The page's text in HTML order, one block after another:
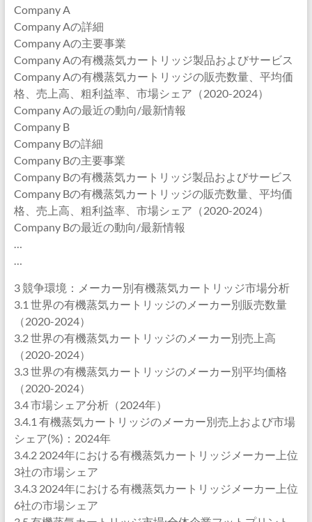
Company A
Company Aの詳細
Company Aの主要事業
Company Aの有機蒸気カートリッジ製品およびサービス
Company Aの有機蒸気カートリッジの販売数量、平均価
格、売上高、粗利益率、市場シェア（2020-2024）
Company Aの最近の動向/最新情報
Company B
Company Bの詳細
Company Bの主要事業
Company Bの有機蒸気カートリッジ製品およびサービス
Company Bの有機蒸気カートリッジの販売数量、平均価
格、売上高、粗利益率、市場シェア（2020-2024）
Company Bの最近の動向/最新情報
…
…
3 競争環境：メーカー別有機蒸気カートリッジ市場分析
3.1 世界の有機蒸気カートリッジのメーカー別販売数量
（2020-2024）
3.2 世界の有機蒸気カートリッジのメーカー別売上高
（2020-2024）
3.3 世界の有機蒸気カートリッジのメーカー別平均価格
（2020-2024）
3.4 市場シェア分析（2024年）
3.4.1 有機蒸気カートリッジのメーカー別売上および市場
シェア(%)：2024年
3.4.2 2024年における有機蒸気カートリッジメーカー上位
3社の市場シェア
3.4.3 2024年における有機蒸気カートリッジメーカー上位
6社の市場シェア